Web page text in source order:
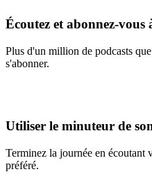
Écoutez et abonnez-vous
Plus d'un million de podcasts
s'abonner.
Utiliser le minuteur de
Terminez la journée en écoutant
préféré.